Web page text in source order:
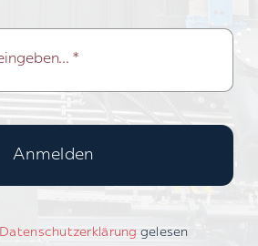
Anmelden
Datenschutzerklärung gelesen